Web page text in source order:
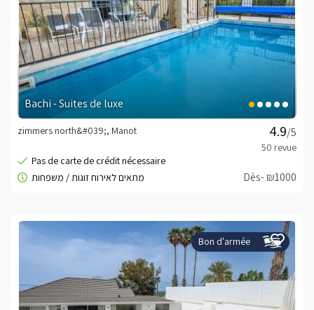
Bachi - Suites de luxe
/5
zimmers north&#039;, Manot
Dès- ₪1000
Bon d'armée